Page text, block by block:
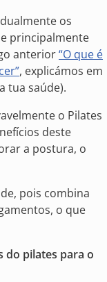
os
principalmente
anterior“O que é
, explicámos em
tua saúde).
o Pilates
deste
a postura, o
pois combina
o que
do pilates para o